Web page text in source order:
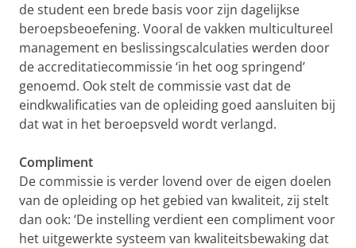
de student een brede basis voor zijn dagelijkse
beroepsbeoefening. Vooral de vakken multicultureel
management en beslissingscalculaties werden door
de accreditatiecommissie ‘in het oog springend’
genoemd. Ook stelt de commissie vast dat de
eindkwalificaties van de opleiding goed aansluiten bij
dat wat in het beroepsveld wordt verlangd.
Compliment
De commissie is verder lovend over de eigen doelen
van de opleiding op het gebied van kwaliteit, zij stelt
dan ook: ‘De instelling verdient een compliment voor
het uitgewerkte systeem van kwaliteitsbewaking dat